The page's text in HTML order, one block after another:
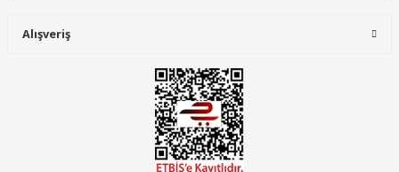
Alışveriş